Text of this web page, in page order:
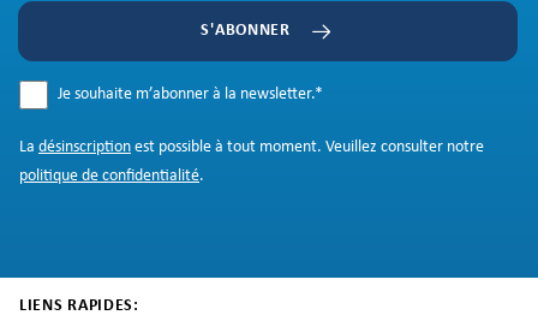
S'ABONNER
Je souhaite m’abonner à la newsletter.*
La désinscription est possible à tout moment. Veuillez consulter notre
politique de confidentialité.
LIENS RAPIDES: